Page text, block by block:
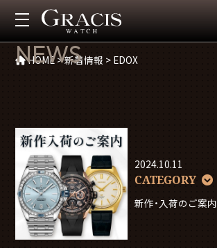
新着情報
NEWS
HOME>新着情報 > EDOX
2024.10.11
CATEGORY
新作・入荷のご案内